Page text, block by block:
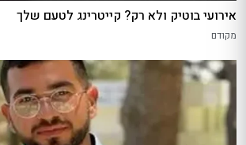
אירועי בוטיק ולא רק? קייטרינג לטעם שלך
מקודם